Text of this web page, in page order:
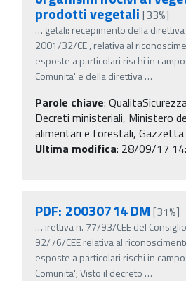
prodotti vegetali [33%]
… getali: recepimento della
2001/32/CE , relativa al
esposte a particolari rischi in
Comunita' e della direttiva…
Parole chiave:
Decreti ministeriali, Ministero
alimentari e forestali,
Ultima modifica: 28/09/17
PDF: 20030714 DM [31%]
… irettiva n. 77/93/CEE del
92/76/CEE relativa al
esposte a particolari rischi in
Comunita'; Visto il decreto …